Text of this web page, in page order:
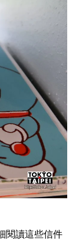
閱讀這些信件